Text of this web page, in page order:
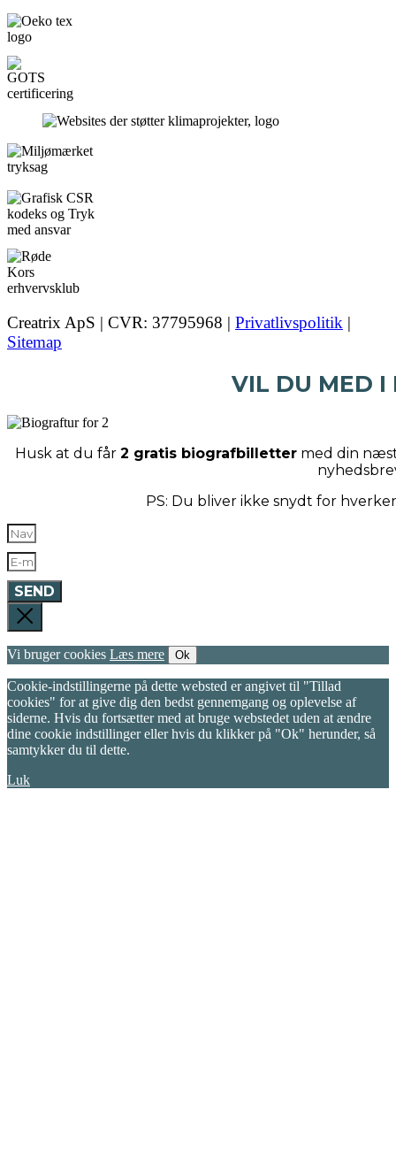
Creatrix ApS | CVR: 37795968 | Privatlivspolitik |
Sitemap
VIL DU MED I
Husk at du får 2 gratis biografbillettermed din
PS: Du bliver ikke snydt for
SEND
Vi bruger cookies Læs mere Ok
Cookie-indstillingerne på dette websted er angivet til "Tillad
cookies" for at give dig den bedst gennemgang og oplevelse af
siderne. Hvis du fortsætter med at bruge webstedet uden at ændre
dine cookie indstillinger eller hvis du klikker på "Ok" herunder, så
samtykker du til dette.
Luk